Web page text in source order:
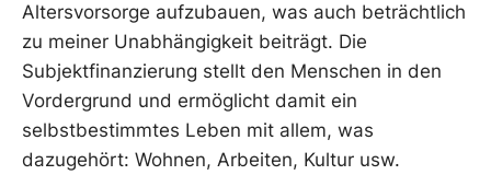
Altersvorsorge aufzubauen, was auch beträchtlich
zu meiner Unabhängigkeit beiträgt. Die
Subjektfinanzierung stellt den Menschen in den
Vordergrund und ermöglicht damit ein
selbstbestimmtes Leben mit allem, was
dazugehört: Wohnen, Arbeiten, Kultur usw.